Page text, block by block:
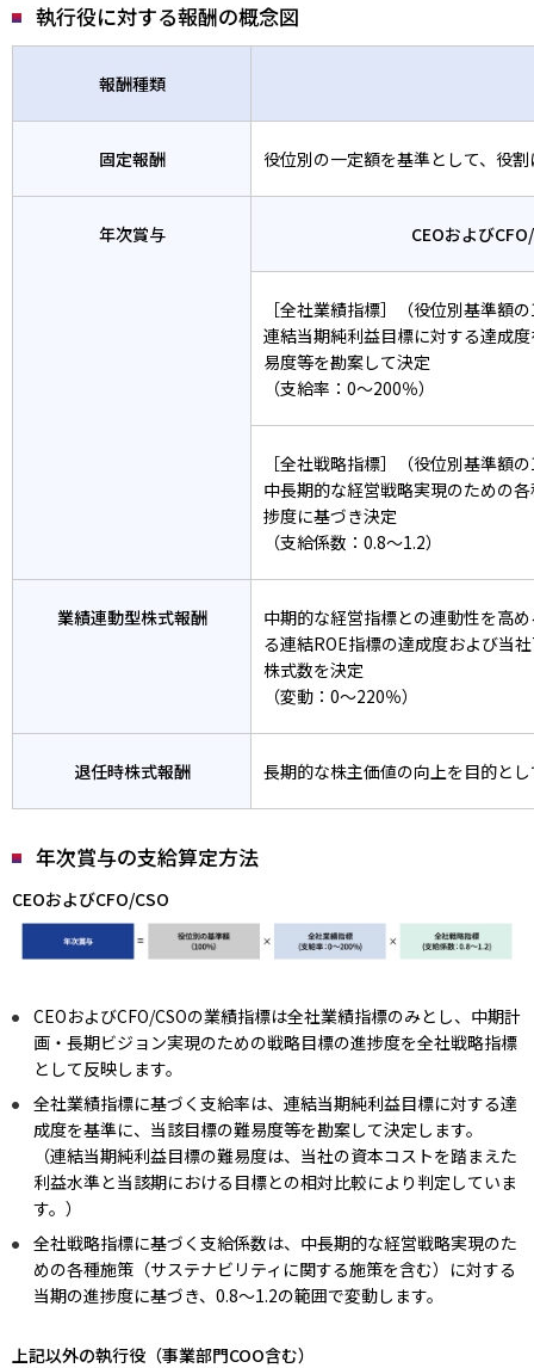
執行役に対する報酬の概念図
報酬種類
固定報酬 役位別の一定額を基準として、役
年次賞与 CEOおよび
［全社業績指標］（役位別基準額
連結当期純利益目標に対する達成
易度等を勘案して決定
（支給率：0～200％）
［全社戦略指標］（役位別基準額
中長期的な経営戦略実現のための
捗度に基づき決定
（支給係数：0.8～1.2）
業績連動型株式報酬
中期的な経営指標との連動性を高
る連結ROE指標の達成度および当
株式数を決定
（変動：0～220％）
退任時株式報酬 長期的な株主価値の向上を目的と
年次賞与の支給算定方法
CEOおよびCFO/CSO
CEOおよびCFO/CSOの業績指標は全社業績指標のみとし、中期計
画・長期ビジョン実現のための戦略目標の進捗度を全社戦略指標
として反映します。
全社業績指標に基づく支給率は、連結当期純利益目標に対する達
成度を基準に、当該目標の難易度等を勘案して決定します。
（連結当期純利益目標の難易度は、当社の資本コストを踏まえた
利益水準と当該期における目標との相対比較により判定していま
す。）
全社戦略指標に基づく支給係数は、中長期的な経営戦略実現のた
めの各種施策（サステナビリティに関する施策を含む）に対する
当期の進捗度に基づき、0.8～1.2の範囲で変動します。
上記以外の執行役（事業部門COO含む）